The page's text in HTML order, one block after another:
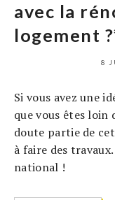
avec la
logement
8
Si vous avez une
que vous êtes loin
doute partie de
à faire des
national !